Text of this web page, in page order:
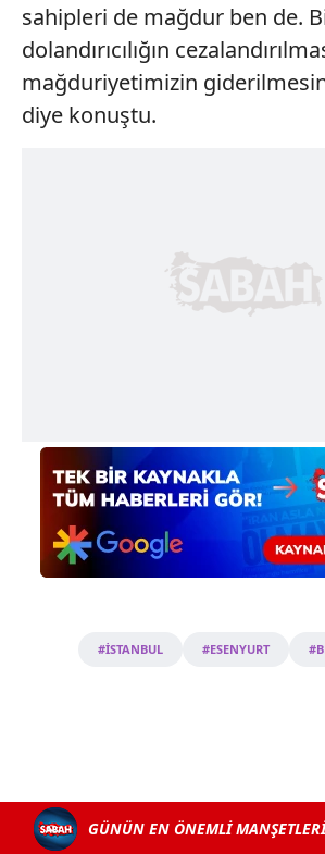
verileriniz işlenmekte olup gerekli olan
toplumu hizmetlerinin sunulması
kullanılmaktadır. Diğer çerezler,
kılınması ve kişiselleştirilmesi ve
reklam/pazarlama faaliyetlerinin
ziyaret edebilirsiniz.
sahipleri de mağdur ben de.
dolandırıcılığın
mağduriyetimizin
diye konuştu.
#İSTANBUL #ESENYURT
GÜNÜN EN ÖNEMLİ